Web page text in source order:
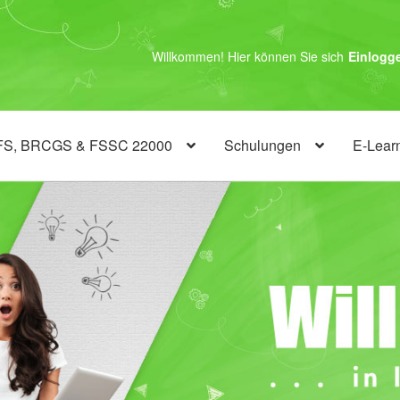
Willkommen! Hier können Sie sich
BRCGS & FSSC 22000 Schulungen E-